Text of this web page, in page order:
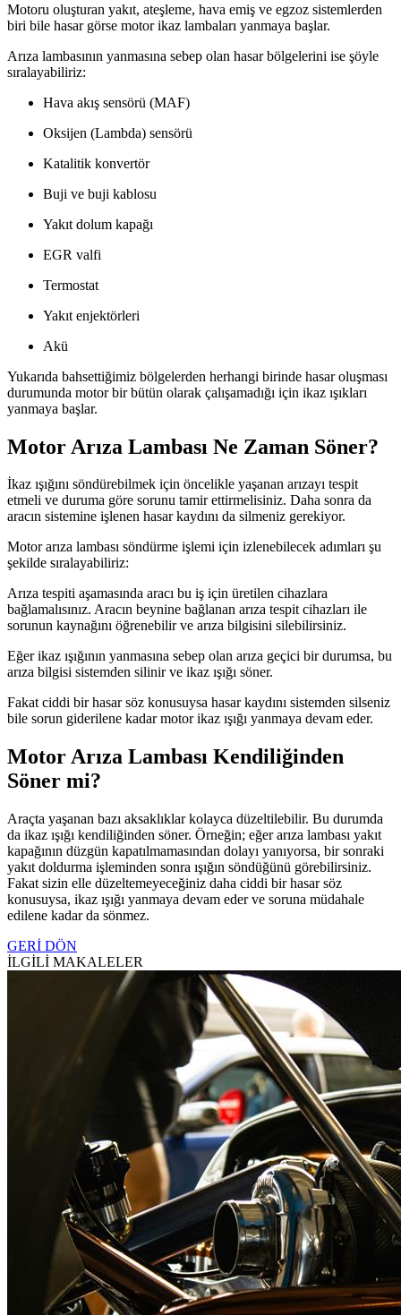
Motoru oluşturan yakıt, ateşleme, hava emiş ve egzoz sistemlerden
biri bile hasar görse motor ikaz lambaları yanmaya başlar.
Arıza lambasının yanmasına sebep olan hasar bölgelerini ise şöyle
sıralayabiliriz:
Hava akış sensörü (MAF)
Oksijen (Lambda) sensörü
Katalitik konvertör
Buji ve buji kablosu
Yakıt dolum kapağı
EGR valfi
Termostat
Yakıt enjektörleri
Akü
Yukarıda bahsettiğimiz bölgelerden herhangi birinde hasar oluşması
durumunda motor bir bütün olarak çalışamadığı için ikaz ışıkları
yanmaya başlar.
Motor Arıza Lambası Ne Zaman Söner?
İkaz ışığını söndürebilmek için öncelikle yaşanan arızayı tespit
etmeli ve duruma göre sorunu tamir ettirmelisiniz. Daha sonra da
aracın sistemine işlenen hasar kaydını da silmeniz gerekiyor.
Motor arıza lambası söndürme işlemi için izlenebilecek adımları şu
şekilde sıralayabiliriz:
Arıza tespiti aşamasında aracı bu iş için üretilen cihazlara
bağlamalısınız. Aracın beynine bağlanan arıza tespit cihazları ile
sorunun kaynağını öğrenebilir ve arıza bilgisini silebilirsiniz.
Eğer ikaz ışığının yanmasına sebep olan arıza geçici bir durumsa, bu
arıza bilgisi sistemden silinir ve ikaz ışığı söner.
Fakat ciddi bir hasar söz konusuysa hasar kaydını sistemden silseniz
bile sorun giderilene kadar motor ikaz ışığı yanmaya devam eder.
Motor Arıza Lambası Kendiliğinden
Söner mi?
Araçta yaşanan bazı aksaklıklar kolayca düzeltilebilir. Bu durumda
da ikaz ışığı kendiliğinden söner. Örneğin; eğer arıza lambası yakıt
kapağının düzgün kapatılmamasından dolayı yanıyorsa, bir sonraki
yakıt doldurma işleminden sonra ışığın söndüğünü görebilirsiniz.
Fakat sizin elle düzeltemeyeceğiniz daha ciddi bir hasar söz
konusuysa, ikaz ışığı yanmaya devam eder ve soruna müdahale
edilene kadar da sönmez.
GERİ DÖN
İLGİLİ MAKALELER